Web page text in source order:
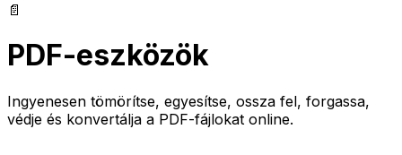
📄
PDF-eszközök
Ingyenesen tömörítse, egyesítse, ossza fel, forgassa,
védje és konvertálja a PDF-fájlokat online.